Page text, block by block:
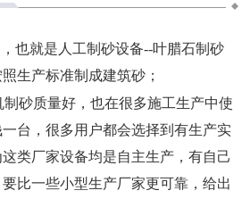
也就是人工制砂设备--叶腊石制砂
生产标准制成建筑砂；
制砂质量好，也在很多施工生产中使
台，很多用户都会选择到有生产实
类厂家设备均是自主生产，有自己
比一些小型生产厂家更可靠，给出